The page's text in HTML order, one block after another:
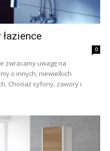
0
zwracamy uwagę na
o innych, niewielkich
Chociaż syfony, zawory i